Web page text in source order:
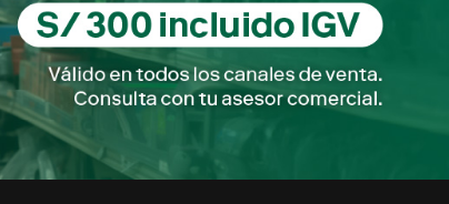
Precio unitario